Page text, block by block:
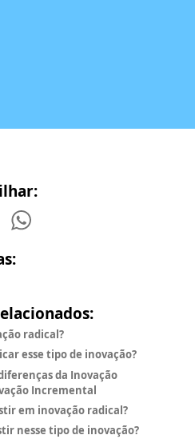
radical?
esse tipo de inovação?
da Inovação
Incremental
em inovação radical?
nesse tipo de inovação?